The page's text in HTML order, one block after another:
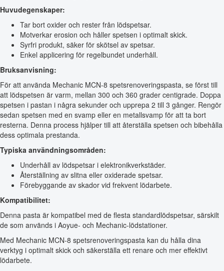
Huvudegenskaper:
Tar bort oxider och rester från lödspetsar.
Motverkar erosion och håller spetsen i optimalt skick.
Syrfri produkt, säker för skötsel av spetsar.
Enkel applicering för regelbundet underhåll.
Bruksanvisning:
För att använda Mechanic MCN-8 spetsrenoveringspasta, se först till
att lödspetsen är varm, mellan 300 och 360 grader centigrade. Doppa
spetsen i pastan i några sekunder och upprepa 2 till 3 gånger. Rengör
sedan spetsen med en svamp eller en metallsvamp för att ta bort
resterna. Denna process hjälper till att återställa spetsen och bibehålla
dess optimala prestanda.
Typiska användningsområden:
Underhåll av lödspetsar i elektronikverkstäder.
Återställning av slitna eller oxiderade spetsar.
Förebyggande av skador vid frekvent lödarbete.
Kompatibilitet:
Denna pasta är kompatibel med de flesta standardlödspetsar, särskilt
de som används i Aoyue- och Mechanic-lödstationer.
Med Mechanic MCN-8 spetsrenoveringspasta kan du hålla dina
verktyg i optimalt skick och säkerställa ett renare och mer effektivt
lödarbete.